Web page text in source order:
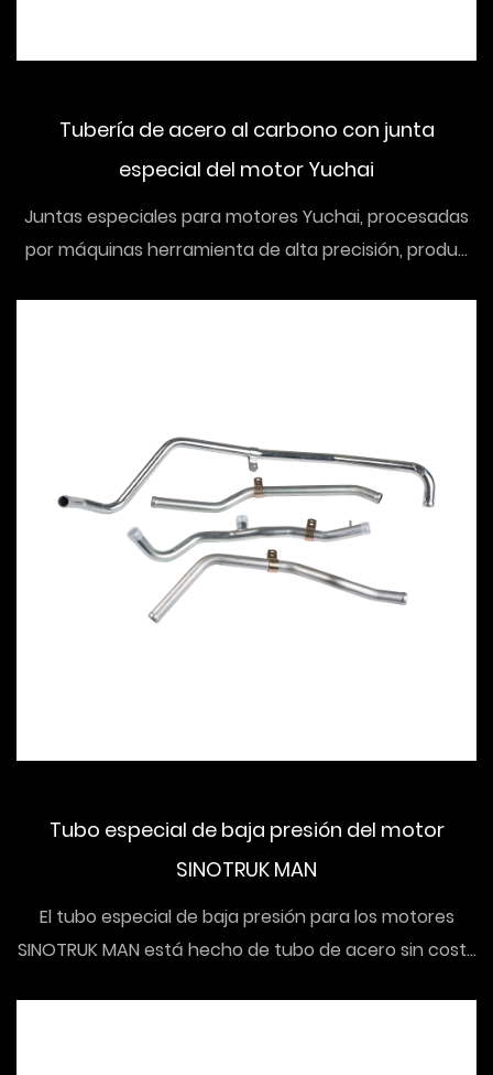
Tubería de acero al carbono con junta
especial del motor Yuchai
Juntas especiales para motores Yuchai, procesadas
por máquinas herramienta de alta precisión, produ...
Tubo especial de baja presión del motor
SINOTRUK MAN
El tubo especial de baja presión para los motores
SINOTRUK MAN está hecho de tubo de acero sin cost...